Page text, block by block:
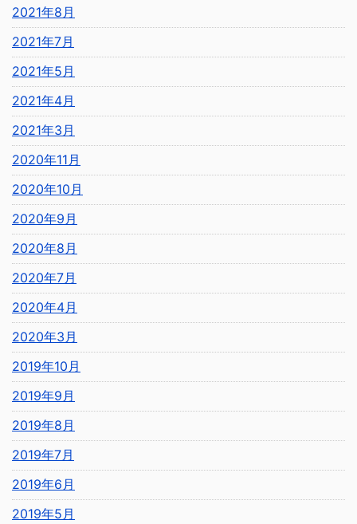
2021年8月
2021年7月
2021年5月
2021年4月
2021年3月
2020年11月
2020年10月
2020年9月
2020年8月
2020年7月
2020年4月
2020年3月
2019年10月
2019年9月
2019年8月
2019年7月
2019年6月
2019年5月